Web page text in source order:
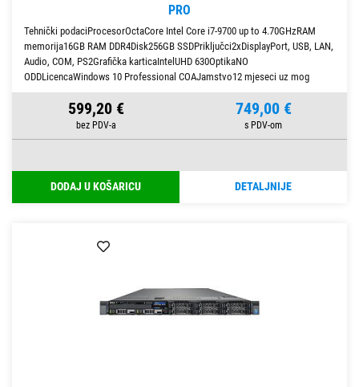
PRO
Tehnički podaciProcesorOctaCore Intel Core i7-9700 up to 4.70GHzRAM
memorija16GB RAM DDR4Disk256GB SSDPriključci2xDisplayPort, USB, LAN,
Audio, COM, PS2Grafička karticaIntelUHD 630OptikaNO
ODDLicencaWindows 10 Professional COAJamstvo12 mjeseci uz mog
599,20 € 749,00 €
DODAJ U KOŠARICU DETALJNIJE